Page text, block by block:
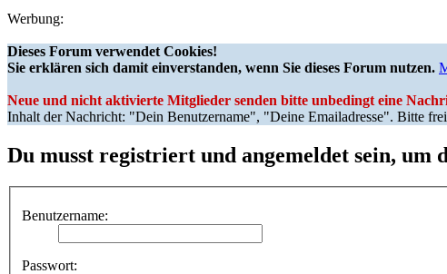
Werbung:
Dieses Forum verwendet Cookies!
Sie erklären sich damit einverstanden, wenn Sie dieses Forum nutzen.
Neue und nicht aktivierte Mitglieder senden bitte unbedingt eine
Inhalt der Nachricht: "Dein Benutzername", "Deine Emailadresse". Bitte
Du musst registriert und angemeldet sein, um
Benutzername:
Passwort: